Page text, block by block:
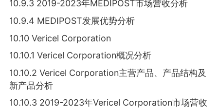
10.9.3 2019-2023年MEDIPOST市场营收分析
10.9.4 MEDIPOST发展优势分析
10.10 Vericel Corporation
10.10.1 Vericel Corporation概况分析
10.10.2 Vericel Corporation主营产品、产品结构及
新产品分析
10.10.3 2019-2023年Vericel Corporation市场营收